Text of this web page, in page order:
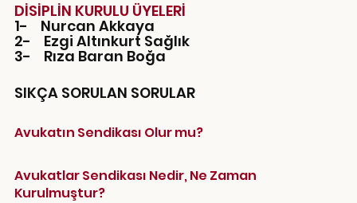
DİSİPLİN KURULU ÜYELERİ
1- Nurcan Akkaya
2- Ezgi Altınkurt Sağlık
3- Rıza Baran Boğa
Avukatın Sendikası Olur mu?
Avukatlar Sendikası Nedir, Ne Zaman
Kurulmuştur?
SIKÇA SORULAN SORULAR